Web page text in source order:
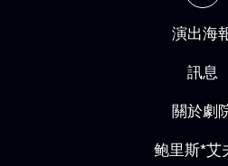
演出海
訊息
關於劇
鲍里斯*艾